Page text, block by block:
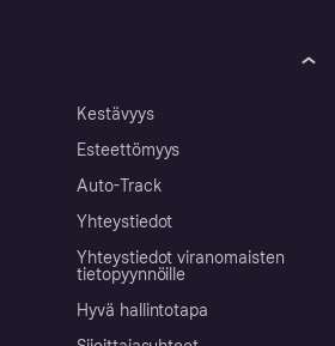
Kestävyys
Esteettömyys
Auto-Track
Yhteystiedot
Yhteystiedot viranomaisten
tietopyynnöille
Hyvä hallintotapa